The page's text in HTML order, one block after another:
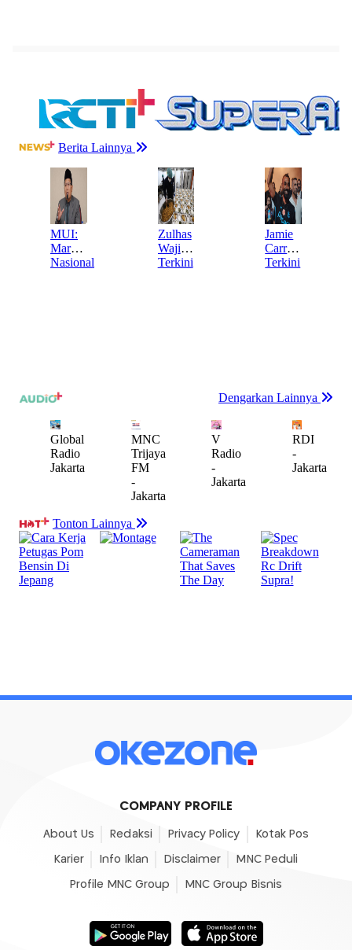
COMPANY PROFILE
About Us Redaksi Privacy Policy Kotak Pos
Karier Info Iklan Disclaimer MNC Peduli
Profile MNC Group MNC Group Bisnis